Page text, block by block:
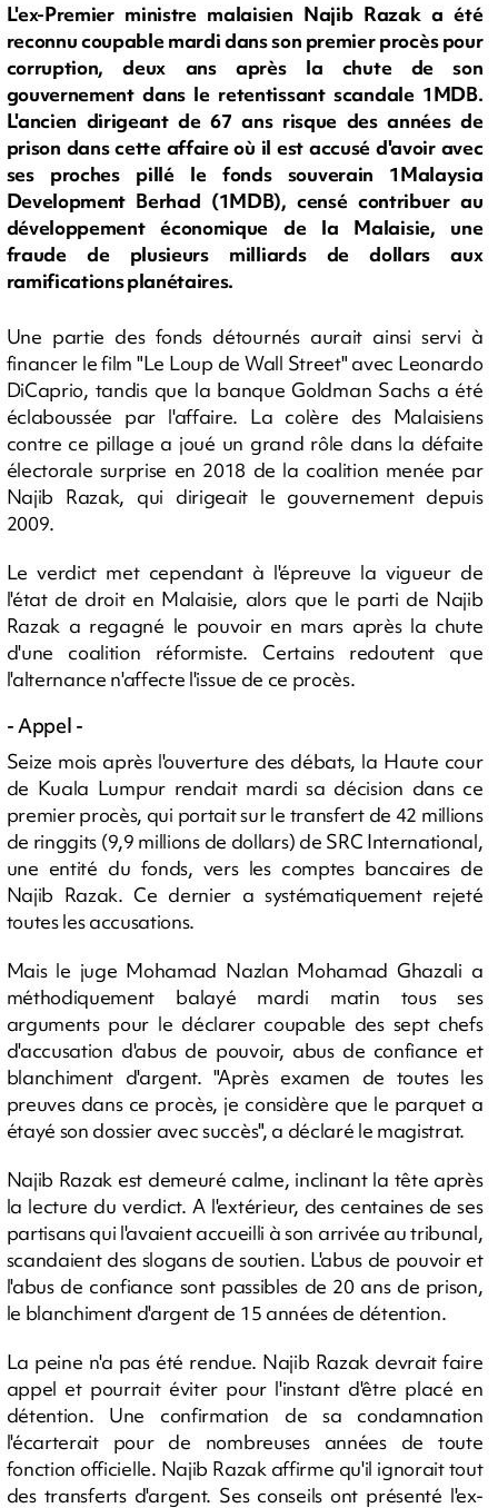
L'ex-Premier ministre malaisien Najib Razak a été
reconnu coupable mardi dans son premier procès pour
corruption, deux ans après la chute de son
gouvernement dans le retentissant scandale 1MDB.
L'ancien dirigeant de 67 ans risque des années de
prison dans cette affaire où il est accusé d'avoir avec
ses proches pillé le fonds souverain 1Malaysia
Development Berhad (1MDB), censé contribuer au
développement économique de la Malaisie, une
fraude de plusieurs milliards de dollars aux
ramifications planétaires.
Une partie des fonds détournés aurait ainsi servi à
financer le film "Le Loup de Wall Street" avec Leonardo
DiCaprio, tandis que la banque Goldman Sachs a été
éclaboussée par l'affaire. La colère des Malaisiens
contre ce pillage a joué un grand rôle dans la défaite
électorale surprise en 2018 de la coalition menée par
Najib Razak, qui dirigeait le gouvernement depuis
2009.
Le verdict met cependant à l'épreuve la vigueur de
l'état de droit en Malaisie, alors que le parti de Najib
Razak a regagné le pouvoir en mars après la chute
d'une coalition réformiste. Certains redoutent que
l'alternance n'affecte l'issue de ce procès.
- Appel -
Seize mois après l'ouverture des débats, la Haute cour
de Kuala Lumpur rendait mardi sa décision dans ce
premier procès, qui portait sur le transfert de 42 millions
de ringgits (9,9 millions de dollars) de SRC International,
une entité du fonds, vers les comptes bancaires de
Najib Razak. Ce dernier a systématiquement rejeté
toutes les accusations.
Mais le juge Mohamad Nazlan Mohamad Ghazali a
méthodiquement balayé mardi matin tous ses
arguments pour le déclarer coupable des sept chefs
d'accusation d'abus de pouvoir, abus de confiance et
blanchiment d'argent. "Après examen de toutes les
preuves dans ce procès, je considère que le parquet a
étayé son dossier avec succès", a déclaré le magistrat.
Najib Razak est demeuré calme, inclinant la tête après
la lecture du verdict. A l'extérieur, des centaines de ses
partisans qui l'avaient accueilli à son arrivée au tribunal,
scandaient des slogans de soutien. L'abus de pouvoir et
l'abus de confiance sont passibles de 20 ans de prison,
le blanchiment d'argent de 15 années de détention.
La peine n'a pas été rendue. Najib Razak devrait faire
appel et pourrait éviter pour l'instant d'être placé en
détention. Une confirmation de sa condamnation
l'écarterait pour de nombreuses années de toute
fonction officielle. Najib Razak affirme qu'il ignorait tout
des transferts d'argent. Ses conseils ont présenté l'ex-